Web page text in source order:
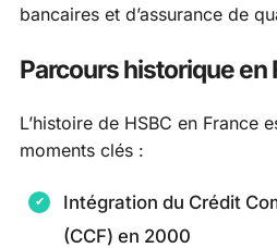
bancaires et d’assurance de
Parcours historique en
L’histoire de HSBC en France
moments clés :
Intégration du Crédit
(CCF) en 2000